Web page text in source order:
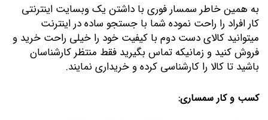
به همین خاطر سمسار فوری با داشتن یک وبسایت اینترنتی
کار افراد را راحت نموده شما با جستجو ساده در اینترنت
میتوانید کالای دست دوم با کیفیت خود را خیلی راحت خرید و
فروش کنید و زمانیکه تماس بگیرید فقط منتظر کارشناسان
باشید تا کالا را کارشناسی کرده و خریداری نمایند.
کسب و کار سمساری: